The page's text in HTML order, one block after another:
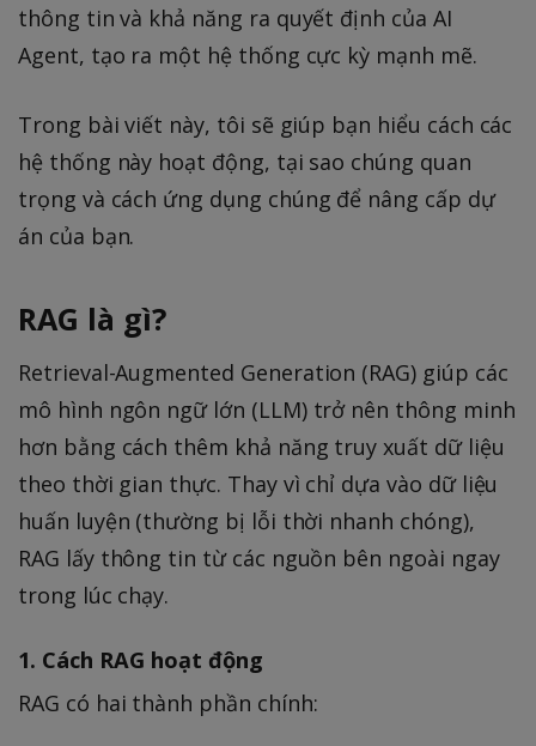
thông tin và khả năng ra quyết định của AI
Agent, tạo ra một hệ thống cực kỳ mạnh mẽ.
Trong bài viết này, tôi sẽ giúp bạn hiểu cách các
hệ thống này hoạt động, tại sao chúng quan
trọng và cách ứng dụng chúng để nâng cấp dự
án của bạn.
RAG là gì?
Retrieval-Augmented Generation (RAG) giúp các
mô hình ngôn ngữ lớn (LLM) trở nên thông minh
hơn bằng cách thêm khả năng truy xuất dữ liệu
theo thời gian thực. Thay vì chỉ dựa vào dữ liệu
huấn luyện (thường bị lỗi thời nhanh chóng),
RAG lấy thông tin từ các nguồn bên ngoài ngay
trong lúc chạy.
1. Cách RAG hoạt động
RAG có hai thành phần chính: